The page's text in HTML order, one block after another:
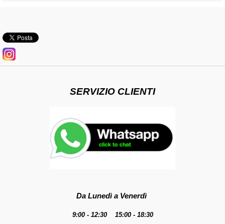
SERVIZIO CLIENTI
Da Lunedì a Venerdì
9:00 - 12:30 15:00 - 18:30